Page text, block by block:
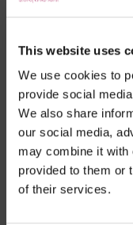
This website uses
We use cookies to
provide social
We also share
our social media,
may combine it with
provided to them or
of their services.